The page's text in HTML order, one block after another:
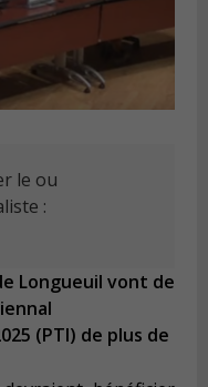
le ou
:
Longueuil vont de
(PTI) de plus de